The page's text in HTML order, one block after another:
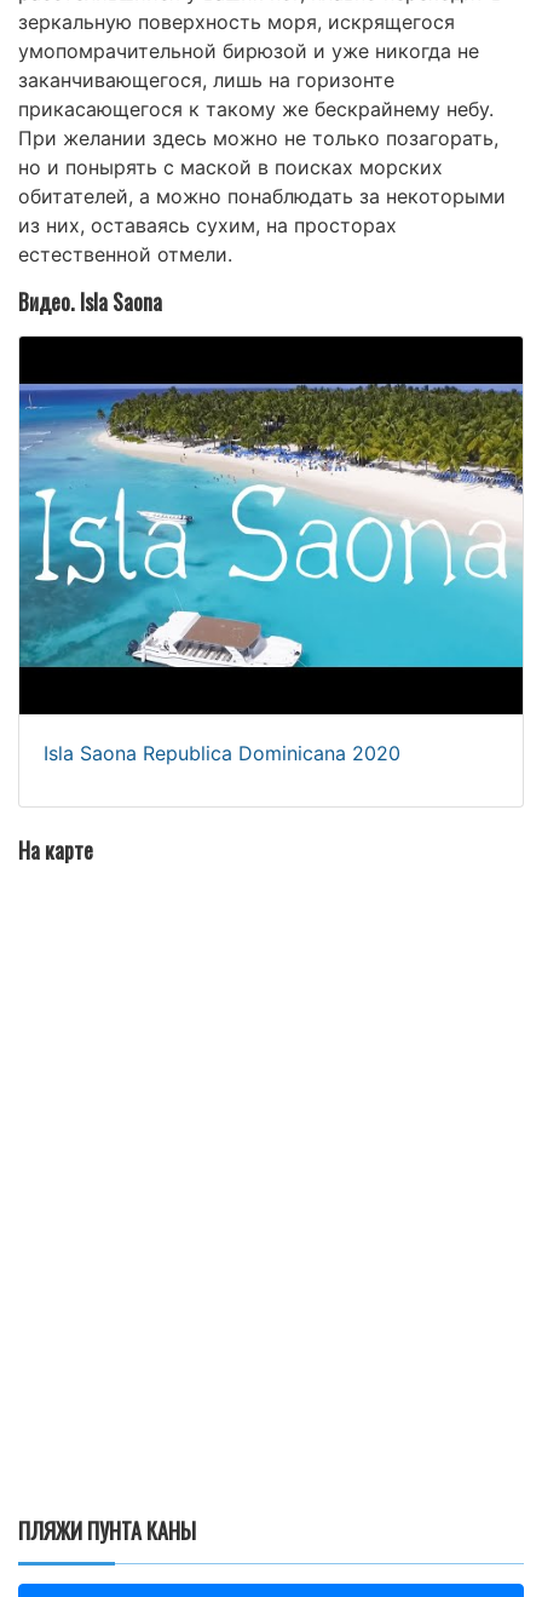
зеркальную поверхность моря, искрящегося
умопомрачительной бирюзой и уже никогда не
заканчивающегося, лишь на горизонте
прикасающегося к такому же бескрайнему небу.
При желании здесь можно не только позагорать,
но и понырять с маской в поисках морских
обитателей, а можно понаблюдать за некоторыми
из них, оставаясь сухим, на просторах
естественной отмели.
Видео. Isla Saona
Isla Saona Republica Dominicana 2020
На карте
ПЛЯЖИ ПУНТА КАНЫ